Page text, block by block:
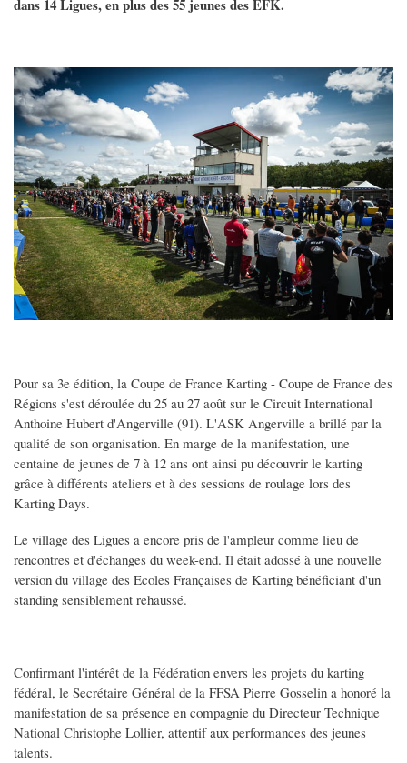
dans 14 Ligues, en plus des 55 jeunes des EFK.
Pour sa 3e édition, la Coupe de France Karting - Coupe de France des
Régions s'est déroulée du 25 au 27 août sur le Circuit International
Anthoine Hubert d'Angerville (91). L'ASK Angerville a brillé par la
qualité de son organisation. En marge de la manifestation, une
centaine de jeunes de 7 à 12 ans ont ainsi pu découvrir le karting
grâce à différents ateliers et à des sessions de roulage lors des
Karting Days.
Le village des Ligues a encore pris de l'ampleur comme lieu de
rencontres et d'échanges du week-end. Il était adossé à une nouvelle
version du village des Ecoles Françaises de Karting bénéficiant d'un
standing sensiblement rehaussé.
Confirmant l'intérêt de la Fédération envers les projets du karting
fédéral, le Secrétaire Général de la FFSA Pierre Gosselin a honoré la
manifestation de sa présence en compagnie du Directeur Technique
National Christophe Lollier, attentif aux performances des jeunes
talents.